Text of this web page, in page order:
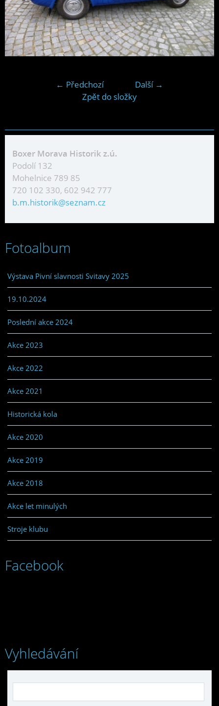
← Předchozí
Další →
Zpět do složky
Boxer Morava Historik z.ú.
Podolí 132
Mohelnice 789 85
720 102 330, 602 942 777
b.m.historik@seznam.cz
Fotoalbum
Výstava Pivní slavnosti Svitavy 2025
19.10.2024
Poslední akce 2024
Akce 2023
Akce 2022
Akce 2021
Historická kola
Akce 2020
Akce 2019
Akce 2018
Akce let minulých
Stroje klubu
Facebook
Vyhledávání